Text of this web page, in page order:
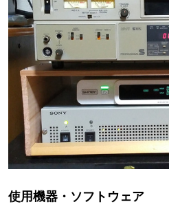
使用機器・ソフトウェア